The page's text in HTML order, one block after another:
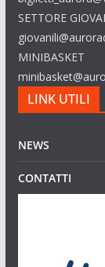
SETTORE
MINIBASKET
LINK UTILI
NEWS
CONTATTI